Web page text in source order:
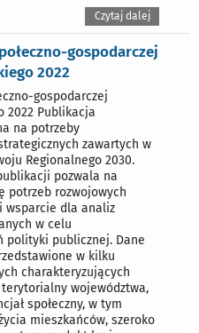
Czytaj dalej
gospodarczej
2022
gospodarczej
2022 Publikacja
na potrzeby
zawartych w
Regionalnego 2030.
pozwala na
potrzeb rozwojowych
wsparcie dla analiz
w celu
polityki publicznej. Dane
w kilku
charakteryzujących
województwa,
społeczny, w tym
mieszkańców, szeroko